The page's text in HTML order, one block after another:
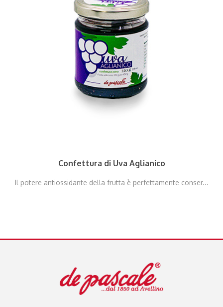
Confettura di Uva Aglianico
Il potere antiossidante della frutta è perfettamente conser...